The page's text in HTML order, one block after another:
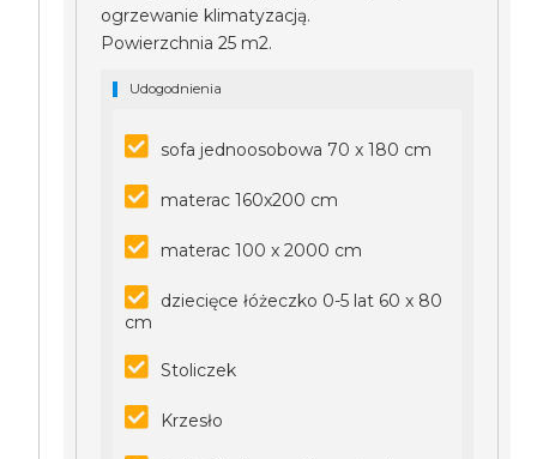
ogrzewanie klimatyzacją.
Powierzchnia 25 m2.
Udogodnienia
sofa jednoosobowa 70 x 180 cm
materac 160x200 cm
materac 100 x 2000 cm
dziecięce łóżeczko 0-5 lat 60 x 80
cm
Stoliczek
Krzesło